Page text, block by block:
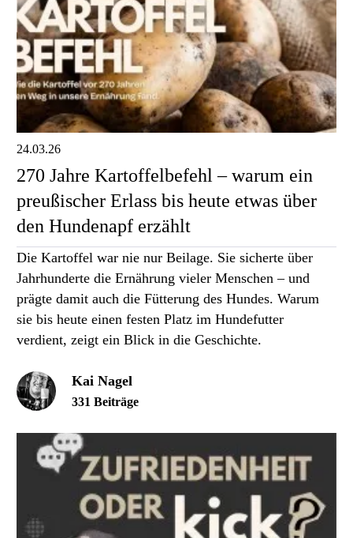
24.03.26
270 Jahre Kartoffelbefehl – warum ein
preußischer Erlass bis heute etwas über
den Hundenapf erzählt
Die Kartoffel war nie nur Beilage. Sie sicherte über
Jahrhunderte die Ernährung vieler Menschen – und
prägte damit auch die Fütterung des Hundes. Warum
sie bis heute einen festen Platz im Hundefutter
verdient, zeigt ein Blick in die Geschichte.
Kai Nagel
331 Beiträge